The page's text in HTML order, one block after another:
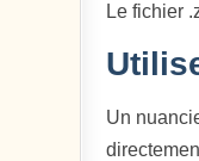
Le fichier
Un